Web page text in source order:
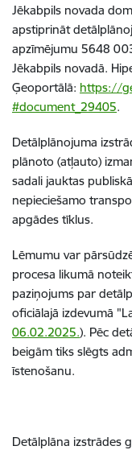
Jēkabpils novada
apstiprināt
apzīmējumu 5648
Jēkabpils novadā.
Ģeoportālā: https://
#document_29405.
Detālplānojuma
plānoto (atļauto)
sadali jauktas
nepieciešamo
apgādes tīklus.
Lēmumu var
procesa likumā
paziņojums par
oficiālajā izdevumā
06.02.2025.). Pēc
beigām tiks slēgts
īstenošanu.
Detālplāna izstrādes